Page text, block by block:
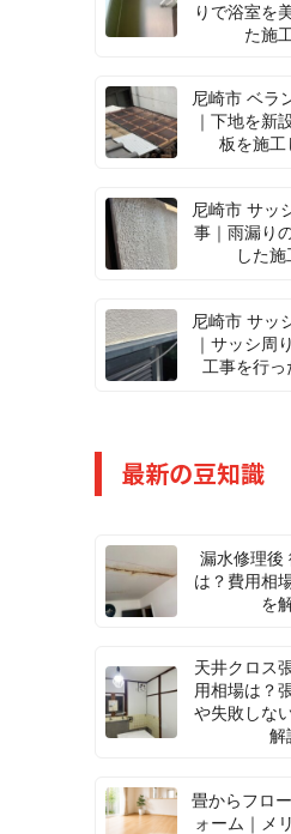
りで浴室を
た施
尼崎市 ベラ
｜下地を新
板を施工
尼崎市 サッ
事｜雨漏り
した施
尼崎市 サッ
｜サッシ周
工事を行っ
最新の豆知識
漏水修理後
は？費用相
を
天井クロス
用相場は？
や失敗しな
解
畳からフロ
ォーム｜メ